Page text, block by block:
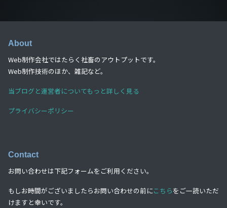
About
Web制作会社ではたらく社畜のアウトプットです。
Web制作技術のほか、雑記など。
当ブログと運営者についてもっと詳しく見る
プライバシーポリシー
Contact
お問い合わせは下記フォームをご利用ください。
もしお時間がございましたらお問い合わせの前にこちらをご一読いただ
けますと幸いです。